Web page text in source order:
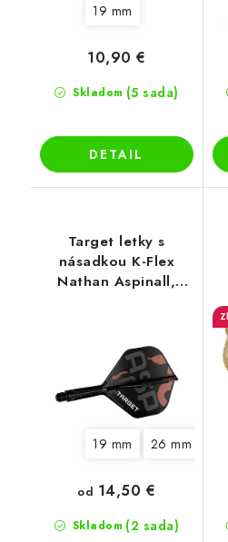
19 mm
Skladom (5 sada)
10,90 €
DETAIL
Target letky s
násadkou K-Flex
Nathan Aspinall,
19 mm 26 mm
Skladom (2 sada)
od 14,50 €